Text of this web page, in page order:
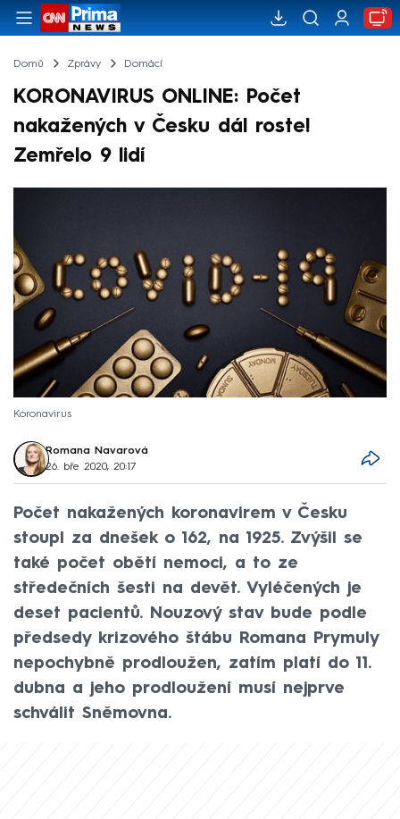
Domů Zprávy Domácí
KORONAVIRUS ONLINE: Počet
nakažených v Česku dál roste!
Zemřelo 9 lidí
Koronavirus
Romana Navarová
26. bře 2020, 20:17
Počet nakažených koronavirem v Česku
stoupl za dnešek o 162, na 1925. Zvýšil se
také počet obětí nemoci, a to ze
středečních šesti na devět. Vyléčených je
deset pacientů. Nouzový stav bude podle
předsedy krizového štábu Romana Prymuly
nepochybně prodloužen, zatím platí do 11.
dubna a jeho prodloužení musí nejprve
schválit Sněmovna.